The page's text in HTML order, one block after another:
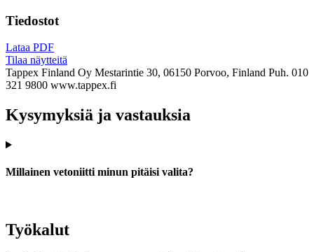
Tiedostot
Lataa PDF
Tilaa näytteitä
Tappex Finland Oy Mestarintie 30, 06150 Porvoo, Finland Puh. 010
321 9800 www.tappex.fi
Kysymyksiä ja vastauksia
Millainen vetoniitti minun pitäisi valita?
Työkalut